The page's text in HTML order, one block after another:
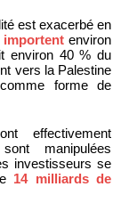
est exacerbé en
importent environ
environ 40 % du
vers la Palestine
forme de
effectivement
manipulées
investisseurs se
14 milliards de